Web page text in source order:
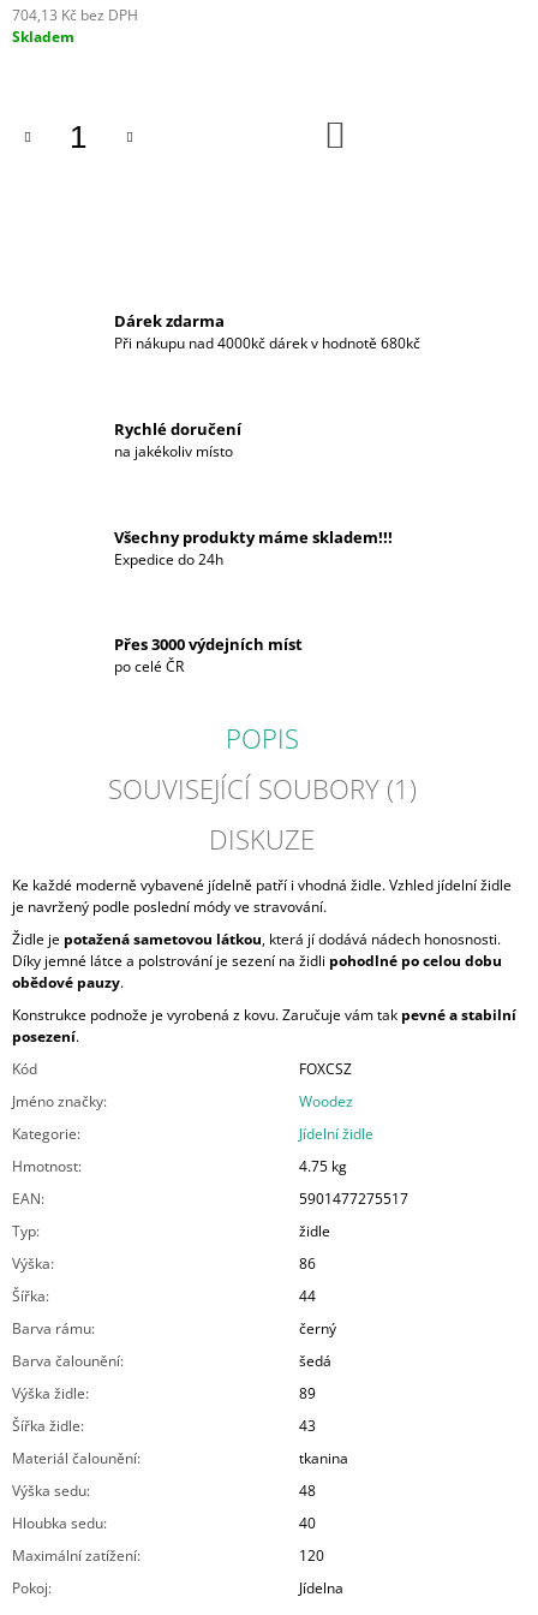
704,13 Kč bez DPH
Měrná
Skladem
Dárek zdarma
Při nákupu nad 4000kč dárek v hodnotě 680kč
Rychlé doručení
na jakékoliv místo
Všechny produkty máme skladem!!!
Expedice do 24h
Přes 3000 výdejních míst
po celé ČR
POPIS
SOUVISEJÍCÍ SOUBORY (1)
DISKUZE
Ke každé moderně vybavené jídelně patří i vhodná židle. Vzhled jídelní židle
je navržený podle poslední módy ve stravování.
Židle je potažená sametovou látkou, která jí dodává nádech honosnosti.
Díky jemné látce a polstrování je sezení na židli pohodlné po celou dobu
obědové pauzy.
Konstrukce podnože je vyrobená z kovu. Zaručuje vám tak pevné a stabilní
posezení.
Kód
FOXCSZ
Jméno značky:
Woodez
Kategorie:
Jídelní židle
Hmotnost:
4.75 kg
EAN:
5901477275517
Typ:
židle
Výška:
86
Šířka:
44
Barva rámu:
černý
Barva čalounění:
šedá
Výška židle:
89
Šířka židle:
43
Materiál čalounění:
tkanina
Výška sedu:
48
Hloubka sedu:
40
Maximální zatížení:
120
Pokoj: Jídelna
J
E
SADA